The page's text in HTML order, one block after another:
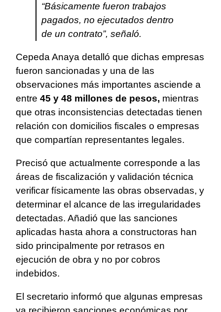
“Básicamente fueron trabajos
pagados, no ejecutados dentro
de un contrato”, señaló.
Cepeda Anaya detalló que dichas empresas
fueron sancionadas y una de las
observaciones más importantes asciende a
entre 45 y 48 millones de pesos, mientras
que otras inconsistencias detectadas tienen
relación con domicilios fiscales o empresas
que compartían representantes legales.
Precisó que actualmente corresponde a las
áreas de fiscalización y validación técnica
verificar físicamente las obras observadas, y
determinar el alcance de las irregularidades
detectadas. Añadió que las sanciones
aplicadas hasta ahora a constructoras han
sido principalmente por retrasos en
ejecución de obra y no por cobros
indebidos.
El secretario informó que algunas empresas